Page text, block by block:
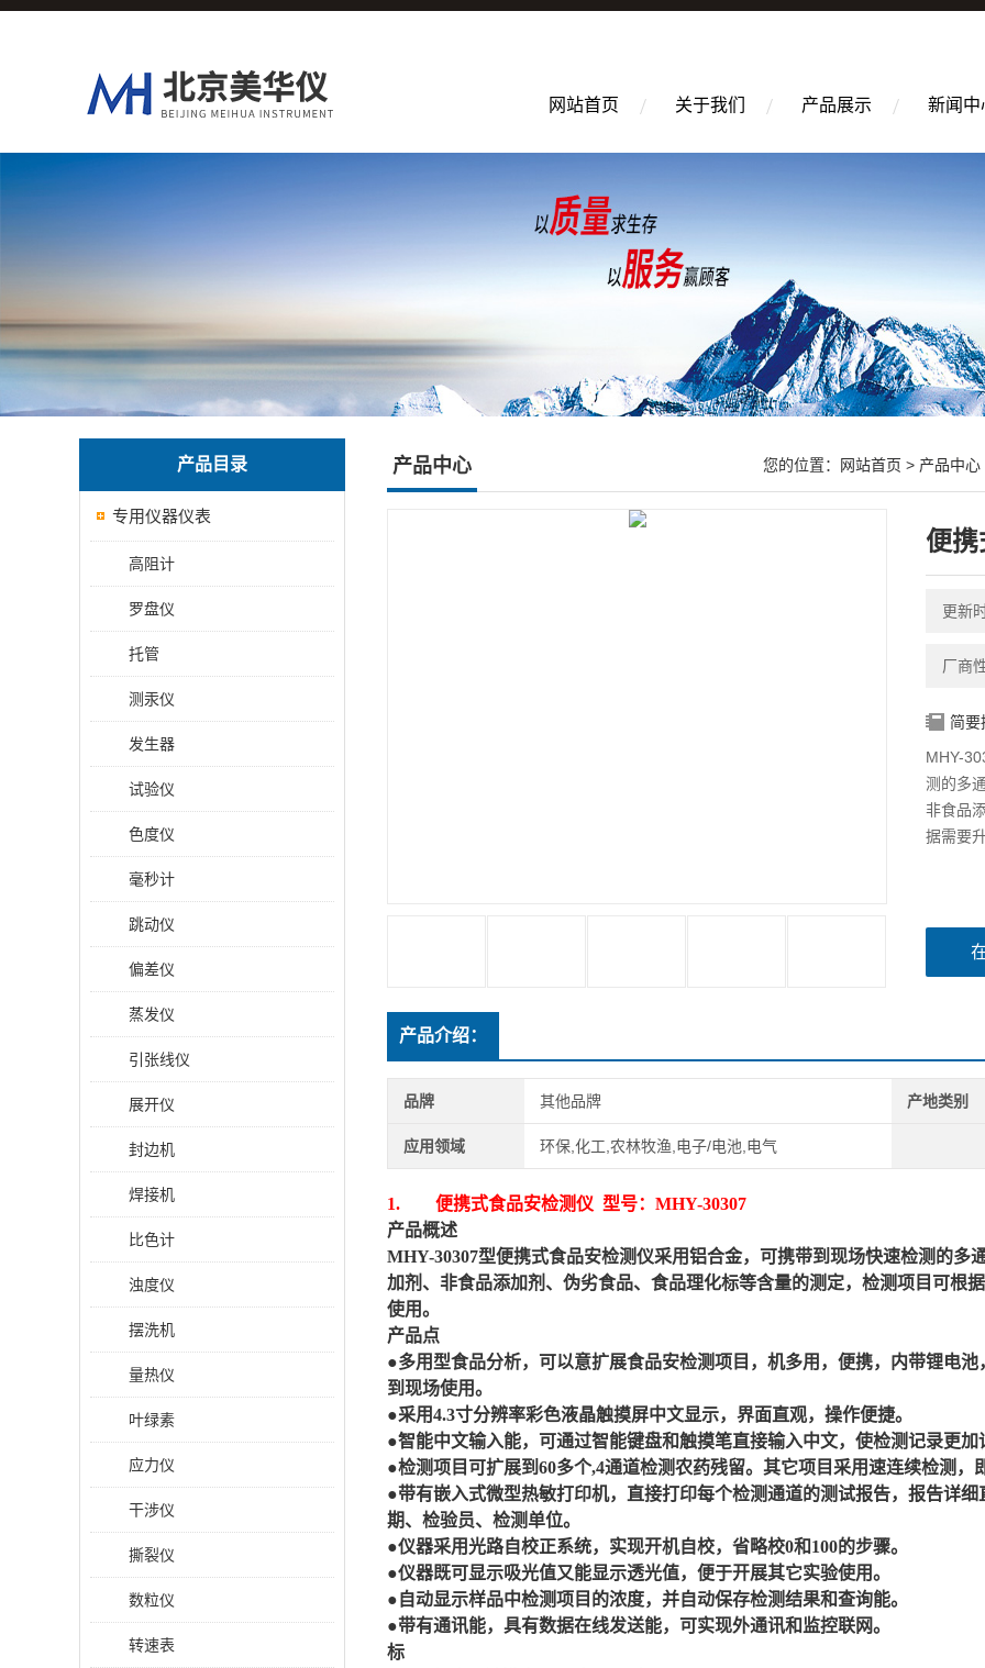
网站首页 关于我们 产品展示 新闻中
产品目录
专用仪器仪表
高阻计
罗盘仪
托管
测汞仪
发生器
试验仪
色度仪
毫秒计
跳动仪
偏差仪
蒸发仪
引张线仪
展开仪
封边机
焊接机
比色计
浊度仪
摆洗机
量热仪
叶绿素
应力仪
干涉仪
撕裂仪
数粒仪
转速表
产品中心 您的位置： 网站首页 > 产品中心
便
更新
厂商
简要
MHY-
测的多
非食品
据需要
产品介绍：
品牌 其他品牌 产地类别
应用领域 环保,化工,农林牧渔,电子/电池,电气
1. 便携式食品安检测仪 型号： MHY-30307
产品概述
MHY-30307型便携式食品安检测仪采用铝合金，可携带到现场快速检测的多
加剂、非食品添加剂、伪劣食品、食品理化标等含量的测定，检测项目可根
使用。
产品点
●多用型食品分析，可以意扩展食品安检测项目，机多用，便携，内带锂电
到现场使用。
●采用4.3寸分辨率彩色液晶触摸屏中文显示，界面直观，操作便捷。
●智能中文输入能，可通过智能键盘和触摸笔直接输入中文，使检测记录更加
●检测项目可扩展到60多个,4通道检测农药残留。其它项目采用速连续检测，
●带有嵌入式微型热敏打印机，直接打印每个检测通道的测试报告，报告详
期、检验员、检测单位。
●仪器采用光路自校正系统，实现开机自校，省略校0和100的步骤。
●仪器既可显示吸光值又能显示透光值，便于开展其它实验使用。
●自动显示样品中检测项目的浓度，并自动保存检测结果和查询能。
●带有通讯能，具有数据在线发送能，可实现外通讯和监控联网。
标